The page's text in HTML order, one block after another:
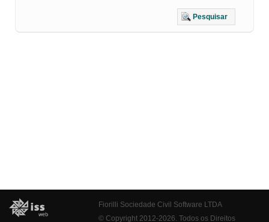
Pesquisar
Fiorilli Sociedade Civil Software LTDA
© Copyright 2012-2026. Todos os Direitos